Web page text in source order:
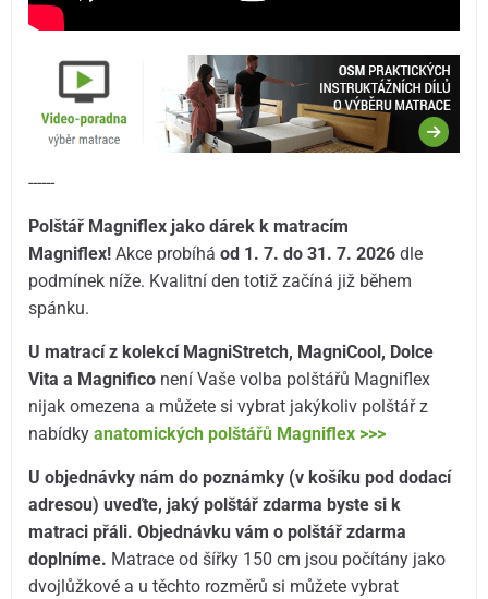
------
Polštář Magniflex jako dárek k matracím
Magniflex! Akce probíháod 1. 7. do 31. 7. 2026 dle
podmínek níže. Kvalitní den totiž začíná již během
spánku.
U matrací z kolekcí MagniStretch, MagniCool, Dolce
Vita a Magnifico není Vaše volba polštářů Magniflex
nijak omezena a můžete si vybrat jakýkoliv polštář z
nabídkyanatomických polštářů Magniflex >>>
U objednávky nám do poznámky (v košíku pod dodací
adresou) uveďte, jaký polštář zdarma byste si k
matraci přáli. Objednávku vám o polštář zdarma
doplníme. Matrace od šířky 150 cm jsou počítány jako
dvojlůžkové a u těchto rozměrů si můžete vybrat